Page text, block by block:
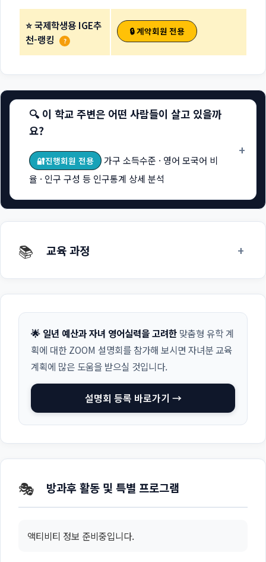
⭐ 국제학생용 IGE추
천-랭킹
?
🔒 계약회원 전용
🔍 이 학교 주변은 어떤 사람들이 살고 있을까
요?
🔐진행회원 전용
가구 소득수준 · 영어 모국어 비
율 · 인구 구성 등 인구통계 상세 분석
+
📚 교육 과정 +
🌟 일년 예산과 자녀 영어실력을 고려한 맞춤형 유학 계
획에 대한 ZOOM 설명회를 참가해 보시면 자녀분 교육
계획에 많은 도움을 받으실 것입니다.
설명회 등록 바로가기 →
🎭 방과후 활동 및 특별 프로그램
액티비티 정보 준비중입니다.